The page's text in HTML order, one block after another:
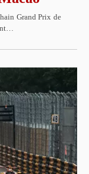
Grand Prix de